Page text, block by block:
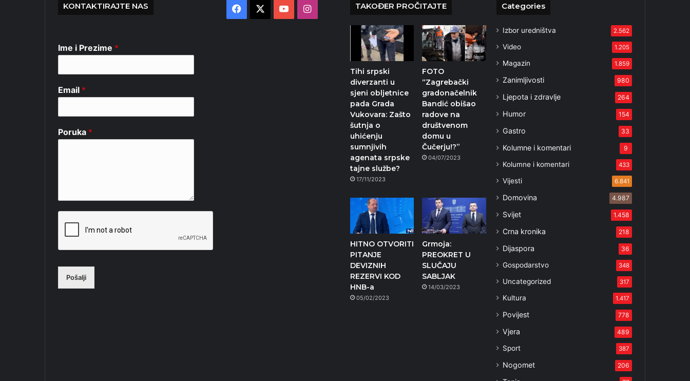
KONTAKTIRAJTE NAS
Ime i Prezime *
Email *
Poruka *
Pošalji
Facebook YouTubeInstagram TAKOĐER PROČITAJTE
Tihi srpski
diverzanti u
sjeni obljetnice
pada Grada
Vukovara: Zašto
šutnja o
uhićenju
sumnjivih
agenata srpske
tajne službe?
17/11/2023
FOTO
“Zagrebački
gradonačelnik
Bandić obišao
radove na
društvenom
domu u
Čučerju!?”
04/07/2023
HITNO OTVORITI
PITANJE
DEVIZNIH
REZERVI KOD
HNB-a
05/02/2023
Grmoja:
PREOKRET U
SLUČAJU
SABLJAK
14/03/2023
Categories
Izbor uredništva 2.562
Video 1.205
Magazin 1.859
Zanimljivosti 980
Ljepota i zdravlje 264
Humor 154
Gastro 33
Kolumne i komentari 9
Kolumne i komentari 433
Vijesti 6.841
Domovina 4.987
Svijet 1.458
Crna kronika 218
Dijaspora 36
Gospodarstvo 348
Uncategorized 317
Kultura 1.417
Povijest 778
Vjera 489
Sport 387
Nogomet 206